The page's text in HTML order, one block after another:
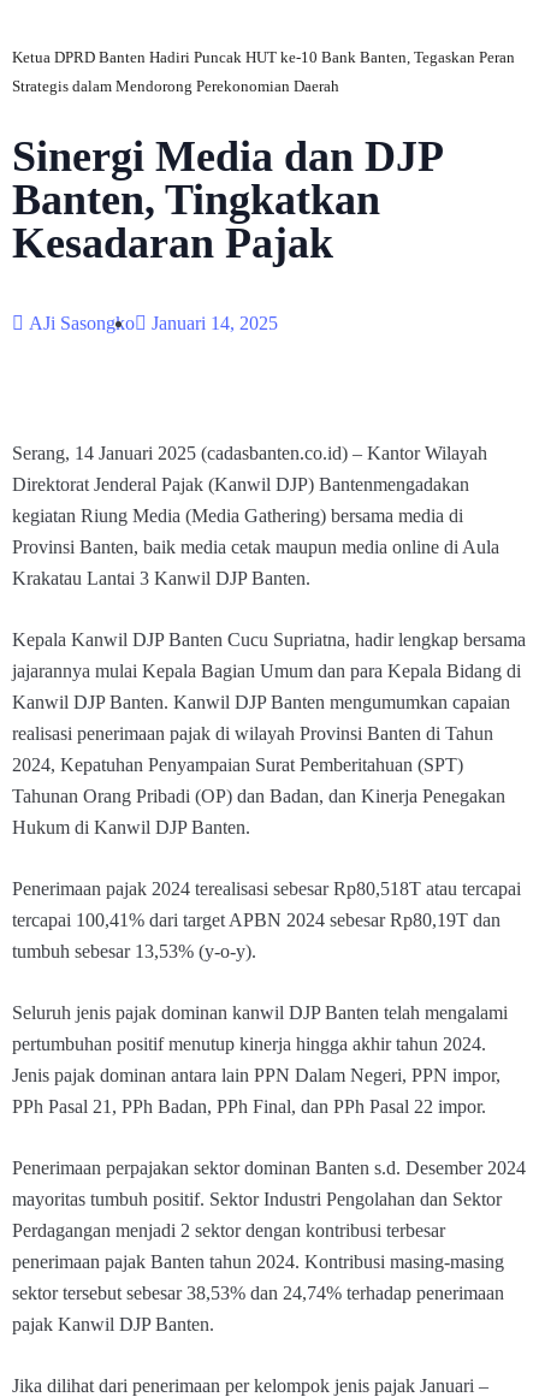
Ketua DPRD Banten Hadiri Puncak HUT ke-10 Bank Banten, Tegaskan Peran
Strategis dalam Mendorong Perekonomian Daerah
Sinergi Media dan DJP
Banten, Tingkatkan
Kesadaran Pajak
AJi Sasongko Januari 14, 2025
Serang, 14 Januari 2025 (cadasbanten.co.id) – Kantor Wilayah
Direktorat Jenderal Pajak (Kanwil DJP) Bantenmengadakan
kegiatan Riung Media (Media Gathering) bersama media di
Provinsi Banten, baik media cetak maupun media online di Aula
Krakatau Lantai 3 Kanwil DJP Banten.
Kepala Kanwil DJP Banten Cucu Supriatna, hadir lengkap bersama
jajarannya mulai Kepala Bagian Umum dan para Kepala Bidang di
Kanwil DJP Banten. Kanwil DJP Banten mengumumkan capaian
realisasi penerimaan pajak di wilayah Provinsi Banten di Tahun
2024, Kepatuhan Penyampaian Surat Pemberitahuan (SPT)
Tahunan Orang Pribadi (OP) dan Badan, dan Kinerja Penegakan
Hukum di Kanwil DJP Banten.
Penerimaan pajak 2024 terealisasi sebesar Rp80,518T atau tercapai
tercapai 100,41% dari target APBN 2024 sebesar Rp80,19T dan
tumbuh sebesar 13,53% (y-o-y).
Seluruh jenis pajak dominan kanwil DJP Banten telah mengalami
pertumbuhan positif menutup kinerja hingga akhir tahun 2024.
Jenis pajak dominan antara lain PPN Dalam Negeri, PPN impor,
PPh Pasal 21, PPh Badan, PPh Final, dan PPh Pasal 22 impor.
Penerimaan perpajakan sektor dominan Banten s.d. Desember 2024
mayoritas tumbuh positif. Sektor Industri Pengolahan dan Sektor
Perdagangan menjadi 2 sektor dengan kontribusi terbesar
penerimaan pajak Banten tahun 2024. Kontribusi masing-masing
sektor tersebut sebesar 38,53% dan 24,74% terhadap penerimaan
pajak Kanwil DJP Banten.
Jika dilihat dari penerimaan per kelompok jenis pajak Januari –